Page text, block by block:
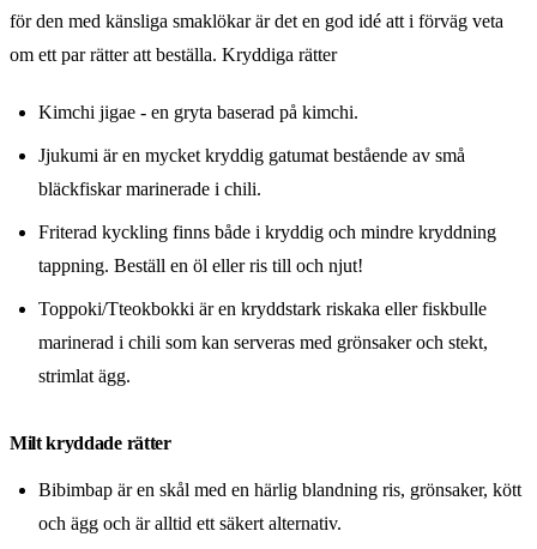
för den med känsliga smaklökar är det en god idé att i förväg veta
om ett par rätter att beställa. Kryddiga rätter
Kimchi jigae - en gryta baserad på kimchi.
Jjukumi är en mycket kryddig gatumat bestående av små
bläckfiskar marinerade i chili.
Friterad kyckling finns både i kryddig och mindre kryddning
tappning. Beställ en öl eller ris till och njut!
Toppoki/Tteokbokki är en kryddstark riskaka eller fiskbulle
marinerad i chili som kan serveras med grönsaker och stekt,
strimlat ägg.
Milt kryddade rätter
Bibimbap är en skål med en härlig blandning ris, grönsaker, kött
och ägg och är alltid ett säkert alternativ.